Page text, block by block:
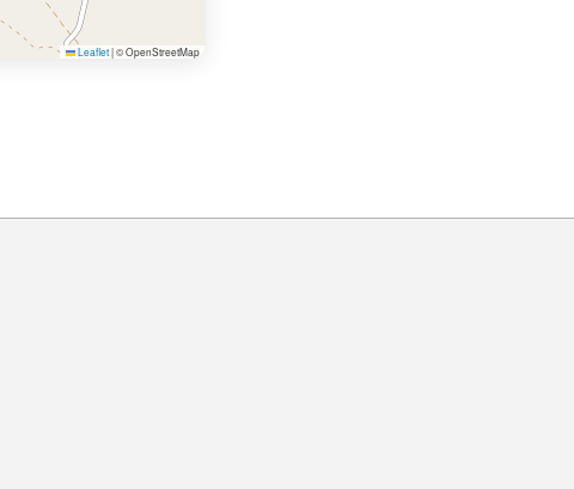
Leaflet|© OpenStreetMap